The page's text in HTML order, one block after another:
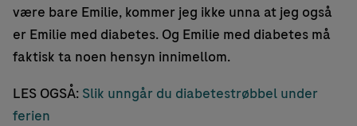
være bare Emilie, kommer jeg ikke unna at jeg også
er Emilie med diabetes. Og Emilie med diabetes må
faktisk ta noen hensyn innimellom.
LES OGSÅ: Slik unngår du diabetestrøbbel under
ferien